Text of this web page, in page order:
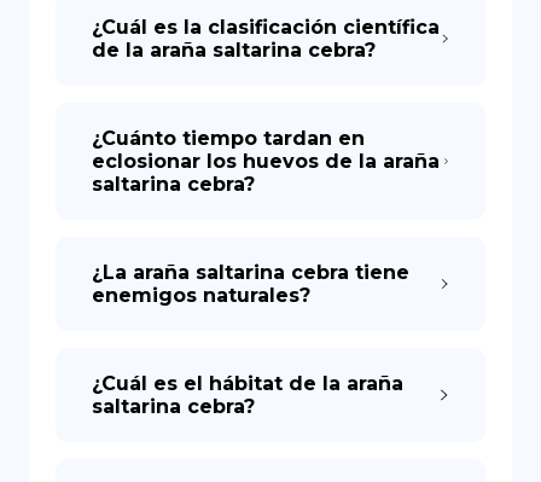
¿Cuál es la clasificación científica
de la araña saltarina cebra?
¿Cuánto tiempo tardan en
eclosionar los huevos de la araña
saltarina cebra?
¿La araña saltarina cebra tiene
enemigos naturales?
¿Cuál es el hábitat de la araña
saltarina cebra?